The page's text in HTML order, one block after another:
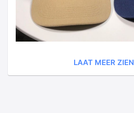
LAAT MEER ZIEN